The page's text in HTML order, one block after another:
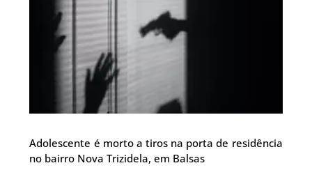
Adolescente é morto a tiros na porta de residência
no bairro Nova Trizidela, em Balsas